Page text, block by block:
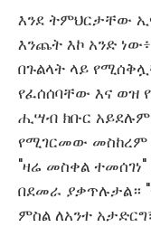
እንደ ትምህርታቸው
እንጨት እኮ አንድ
በጉልላት ላይ
የፈሰሰባቸው እና ወዝ
ሒሣብ ክቡር
የሚገርመው መስከረም
"ዛሬ መስቀል
በደመራ ያቃጥሉታል።
ምስል ለአንተ